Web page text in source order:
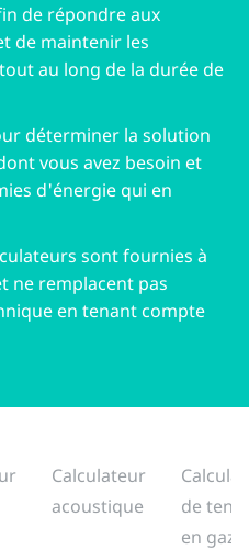
de répondre aux
de maintenir les
au long de la durée de
déterminer la solution
vous avez besoin et
d'énergie qui en
sont fournies à
ne remplacent pas
en tenant compte
Calculateur
acoustique
de
en gaz